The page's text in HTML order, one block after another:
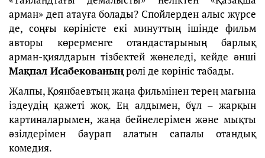
арман» деп атауға болады? Спойлерден алыс жүрсе
де, соңғы көріністе екі минуттың ішінде фильм
авторы көрерменге отандастарының барлық
арман-қиялдарын тізбектей жөнеледі, кейде әнші
Мақпал Исабекованыңрөлі де көрініс табады.
Жалпы, Қоянбаевтың жаңа фильмінен терең мағына
іздеудің қажеті жоқ. Ең алдымен, бұл – жарқын
картиналарымен, жаңа бейнелерімен және мықты
әзілдерімен баурап алатын сапалы отандық
комедия.